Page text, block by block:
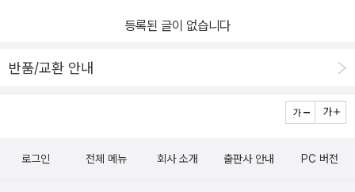
등록된 글이 없습니다
반품/교환 안내
로그인 전체 메뉴 회사 소개 출판사 안내 PC 버전